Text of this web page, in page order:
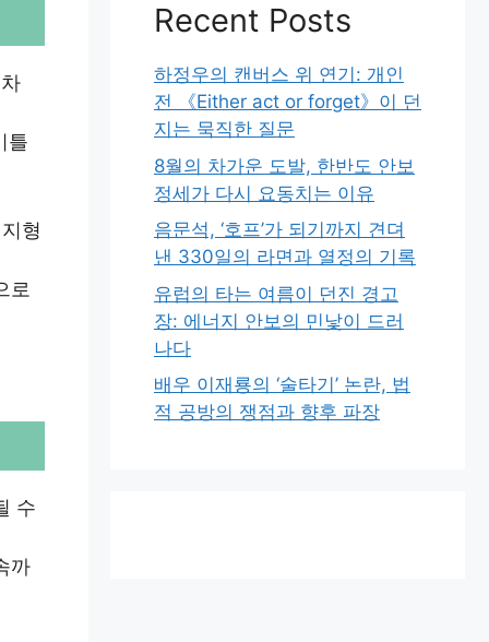
틀
형
로
수
까
Recent Posts
하정우의 캔버스 위 연기: 개인
전 《Either act or forget》이 던
지는 묵직한 질문
8월의 차가운 도발, 한반도 안보
정세가 다시 요동치는 이유
음문석, ‘호프’가 되기까지 견뎌
낸 330일의 라면과 열정의 기록
유럽의 타는 여름이 던진 경고
장: 에너지 안보의 민낯이 드러
나다
배우 이재룡의 ‘술타기’ 논란, 법
적 공방의 쟁점과 향후 파장